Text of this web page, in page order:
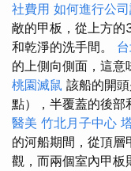
社費用 如何進行公
敞的甲板，從上方
和乾淨的洗手間。
的上側向側面，這意
桃園滅鼠 該船的開
點），半覆蓋的後部
醫美 竹北月子中心
的河船期間，從頂
觀，而兩個室內甲板